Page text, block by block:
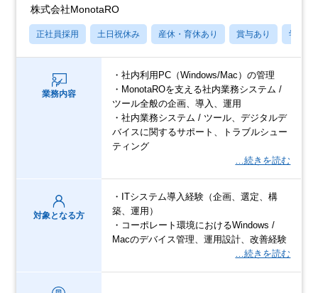
株式会社MonotaRO
正社員採用 土日祝休み 産休・育休あり 賞与あり 学歴不
業務内容
・社内利用PC（Windows/Mac）の管理
・MonotaROを支える社内業務システム /
ツール全般の企画、導入、運用
・社内業務システム / ツール、デジタルデ
バイスに関するサポート、トラブルシュー
ティング
…続きを読む
対象となる方
・ITシステム導入経験（企画、選定、構
築、運用）
・コーポレート環境におけるWindows /
Macのデバイス管理、運用設計、改善経験
…続きを読む